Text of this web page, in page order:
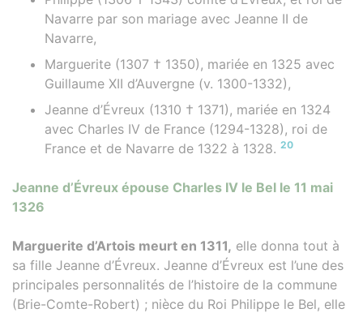
Navarre par son mariage avec Jeanne II de
Navarre,
Marguerite (1307 † 1350), mariée en 1325 avec
Guillaume XII d’Auvergne (v. 1300-1332),
Jeanne d’Évreux (1310 † 1371), mariée en 1324
avec Charles IV de France (1294-1328), roi de
France et de Navarre de 1322 à 1328. 20
Jeanne d’Évreux épouse Charles IV le Bel le 11 mai
1326
Marguerite d’Artois meurt en 1311, elle donna tout à
sa fille Jeanne d’Évreux. Jeanne d’Évreux est l’une des
principales personnalités de l’histoire de la commune
(Brie-Comte-Robert) ; nièce du Roi Philippe le Bel, elle